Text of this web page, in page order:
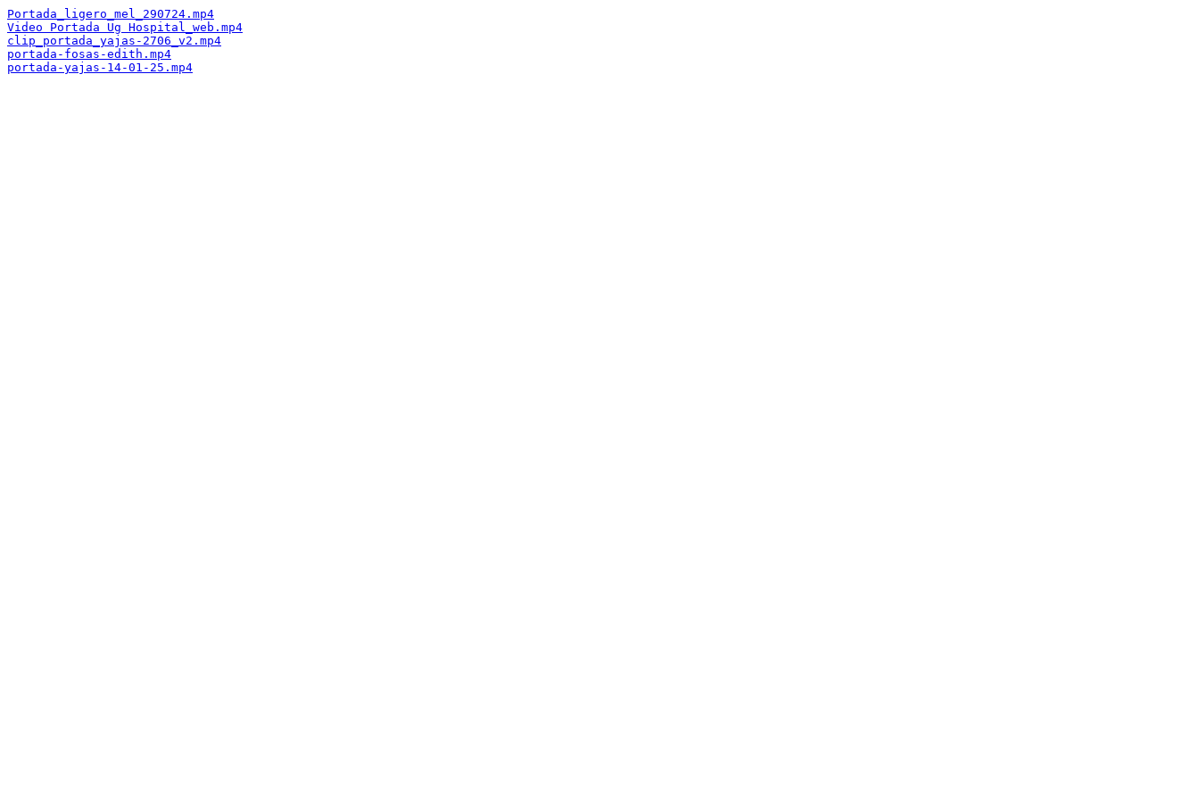
Portada_ligero_mel_290724.mp4
Video Portada Ug Hospital_web.mp4
clip_portada_yajas-2706_v2.mp4
portada-fosas-edith.mp4
portada-yajas-14-01-25.mp4